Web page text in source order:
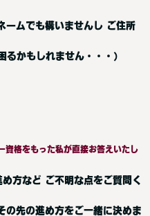
ームでも構いませんし ご住所
るかもしれません・・・)
資格をもった私が直接お答えいたし
方など ご不明な点をご質問く
の先の進め方をご一緒に決めま